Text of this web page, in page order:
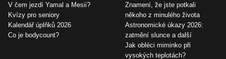
V čem jezdí Yamal a Mesii?
Kvízy pro seniory
Kalendář úplňků 2026
Co je bodycount?
Znamení, že jste potkali
někoho z minulého života
Astronomické úkazy 2026:
zatmění slunce a další
Jak obléci miminko při
vysokých teplotách?